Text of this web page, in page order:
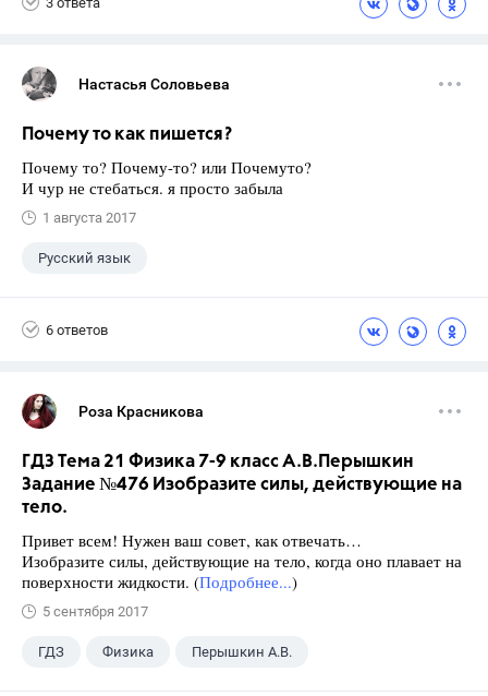
Настасья Соловьева
Почему то как пишется?
Почему то? Почему-то? или Почемуто?
И чур не стебаться. я просто забыла
1 августа 2017
Русский язык
6 ответов
Роза Красникова
ГДЗ Тема 21 Физика 7-9 класс А.В.Перышкин
Задание №476 Изобразите силы, действующие на
тело.
Привет всем! Нужен ваш совет, как отвечать…
Изобразите силы, действующие на тело, когда оно плавает на
поверхности жидкости. (Подробнее...)
5 сентября 2017
ГДЗ Физика Перышкин А.В.